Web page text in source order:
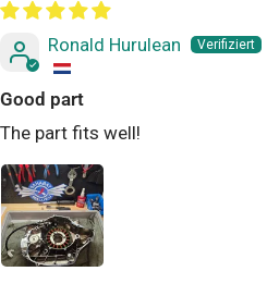
Ronald Hurulean
Good part
The part fits well!